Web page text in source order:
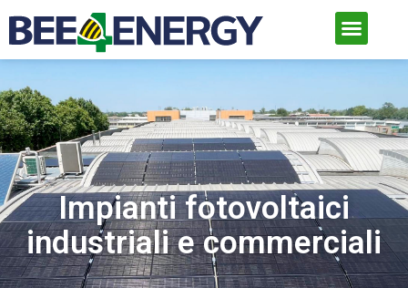
Impianti fotovoltaici
industriali e commerciali